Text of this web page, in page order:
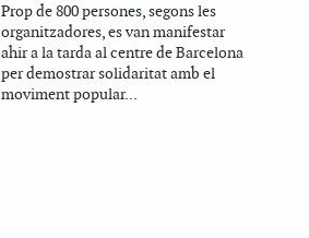
Prop de 800 persones, segons les
organitzadores, es van manifestar
ahir a la tarda al centre de Barcelona
per demostrar solidaritat amb el
moviment popular...